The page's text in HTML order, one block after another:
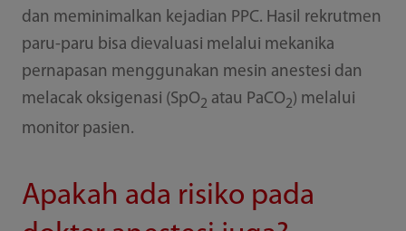
dan meminimalkan kejadian PPC. Hasil rekrutmen
paru-paru bisa dievaluasi melalui mekanika
pernapasan menggunakan mesin anestesi dan
melacak oksigenasi (SpO2 atau PaCO2) melalui
monitor pasien.
Apakah ada risiko pada